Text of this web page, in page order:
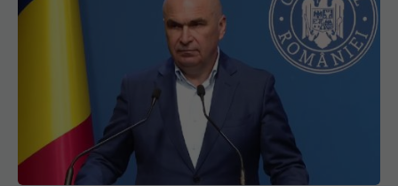
Ilie Bolojan, anunț despre spitale în contextul
crizei energetice
06 aug 2026, 15:24